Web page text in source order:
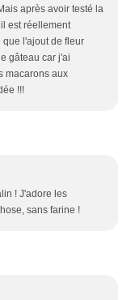
après avoir testé la
est réellement
que l'ajout de fleur
gâteau car j'ai
macarons aux
!!!
! J'adore les
sans farine !